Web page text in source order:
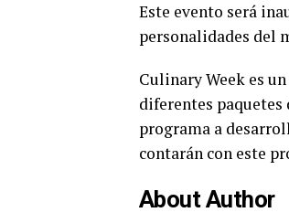
Este evento será
personalidades del
Culinary Week es
diferentes paquetes
programa a
contarán con este
About Author